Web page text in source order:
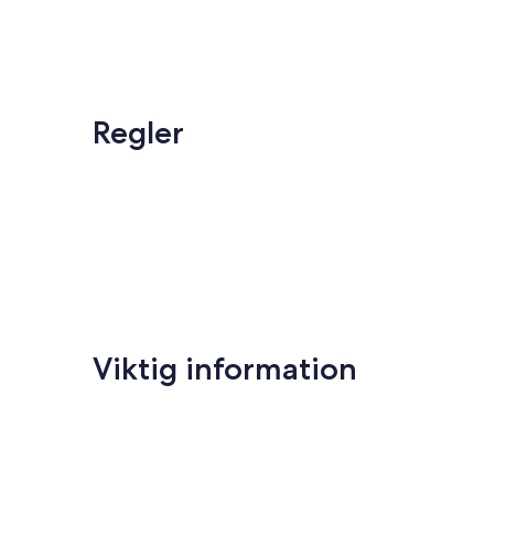
Regler
Viktig information